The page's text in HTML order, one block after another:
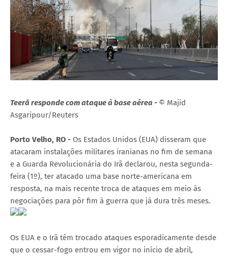
Teerã responde com ataque à base aérea - © Majid
Asgaripour/Reuters
Porto Velho, RO - Os Estados Unidos (EUA) disseram que
atacaram instalações militares iranianas no fim de semana
e a Guarda Revolucionária do Irã declarou, nesta segunda-
feira (1º), ter atacado uma base norte-americana em
resposta, na mais recente troca de ataques em meio às
negociações para pôr fim à guerra que já dura três meses.
Os EUA e o Irã têm trocado ataques esporadicamente desde
que o cessar-fogo entrou em vigor no início de abril,